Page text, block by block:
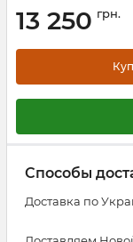
13 250 грн.
Способы
Доставка по